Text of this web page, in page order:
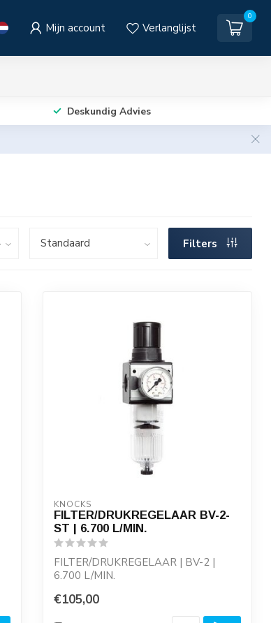
Mijn account Verlanglijst
0
Deskundig Advies
Filters
KNOCKS
FILTER/DRUKREGELAAR BV-2-
ST | 6.700 L/MIN.
FILTER/DRUKREGELAAR | BV-2 |
6.700 L/MIN.
voor...
€105,00